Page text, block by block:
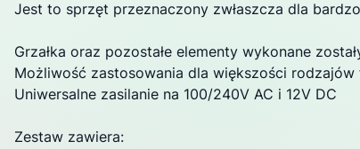
Jest to sprzęt przeznaczony zwłaszcza dla
Grzałka oraz pozostałe elementy wykonane
Możliwość zastosowania dla większości
Uniwersalne zasilanie na 100/240V AC i 12V DC
Zestaw zawiera: